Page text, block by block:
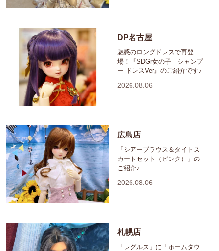
DP名古屋
魅惑のロングドレスで再登
場！『SDGr女の子 シャンプ
ー ドレスVer』のご紹介です♪
2026.08.06
広島店
「シアーブラウス＆タイトス
カートセット（ピンク）」の
ご紹介♪
2026.08.06
札幌店
「レグルス」に「ホームタウ